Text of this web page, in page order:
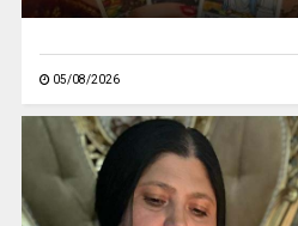
05/08/2026